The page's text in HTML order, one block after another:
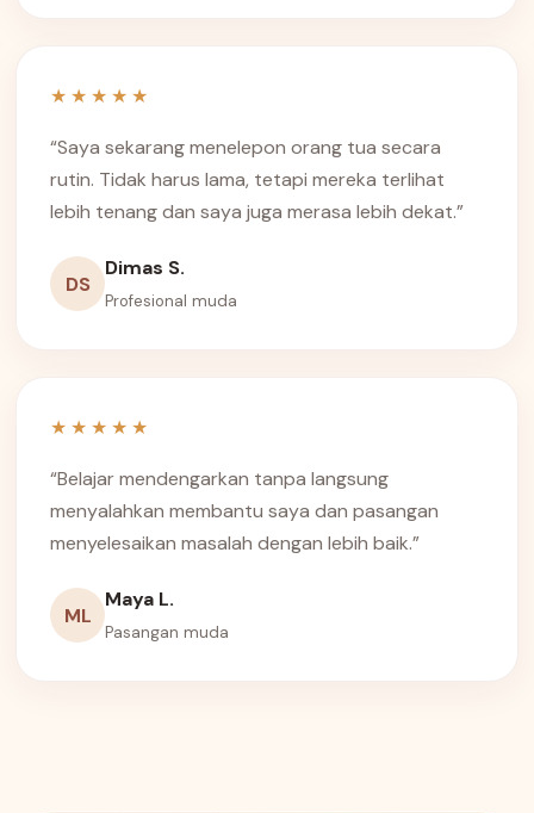
★★★★★
“Saya sekarang menelepon orang tua secara
rutin. Tidak harus lama, tetapi mereka terlihat
lebih tenang dan saya juga merasa lebih dekat.”
DS
Dimas S.
Profesional muda
★★★★★
“Belajar mendengarkan tanpa langsung
menyalahkan membantu saya dan pasangan
menyelesaikan masalah dengan lebih baik.”
ML
Maya L.
Pasangan muda